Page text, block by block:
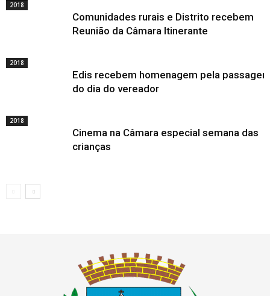
2018
Comunidades rurais e Distrito recebem
Reunião da Câmara Itinerante
2018
Edis recebem homenagem pela
do dia do vereador
2018
Cinema na Câmara especial semana das
crianças